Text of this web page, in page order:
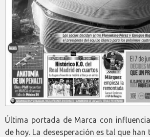
Última portada de Marca con
de hoy. La desesperación es tal que